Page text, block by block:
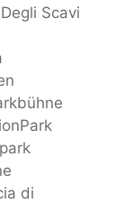
Scavi
di